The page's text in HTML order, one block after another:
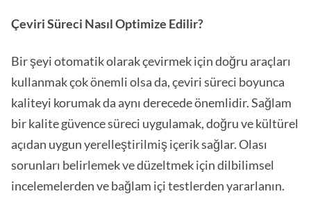
Çeviri Süreci Nasıl Optimize Edilir?
Bir şeyi otomatik olarak çevirmek için doğru araçları
kullanmak çok önemli olsa da, çeviri süreci boyunca
kaliteyi korumak da aynı derecede önemlidir. Sağlam
bir kalite güvence süreci uygulamak, doğru ve kültürel
açıdan uygun yerelleştirilmiş içerik sağlar. Olası
sorunları belirlemek ve düzeltmek için dilbilimsel
incelemelerden ve bağlam içi testlerden yararlanın.